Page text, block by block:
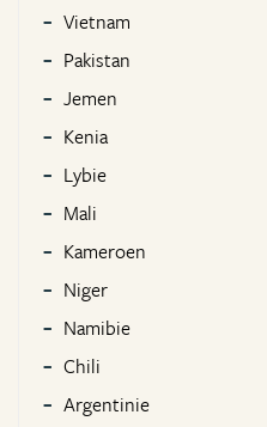
Vietnam
Pakistan
Jemen
Kenia
Lybie
Mali
Kameroen
Niger
Namibie
Chili
Argentinie